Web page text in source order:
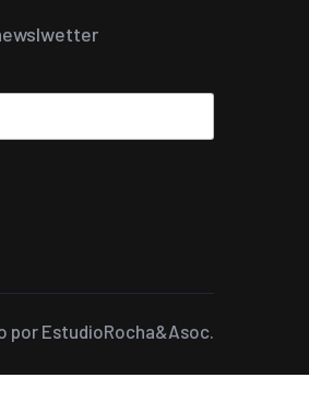
por EstudioRocha&Asoc.